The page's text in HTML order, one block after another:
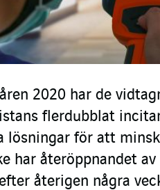
2020 har de
flerdubblat
lösningar för att
har återöppnandet
återigen några